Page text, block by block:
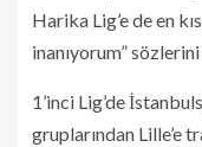
Harika Lig’e de en
inanıyorum” sözlerini
1’inci Lig’de
gruplarından Lille’e